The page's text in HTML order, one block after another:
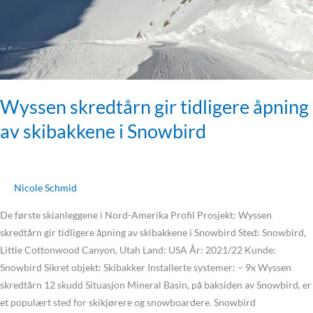
Wyssen skredtårn gir tidligere åpning
av skibakkene i Snowbird
Nicole Schmid
De første skianleggene i Nord-Amerika Profil Prosjekt: Wyssen
skredtårn gir tidligere åpning av skibakkene i Snowbird Sted: Snowbird,
Little Cottonwood Canyon, Utah Land: USA År: 2021/22 Kunde:
Snowbird Sikret objekt: Skibakker Installerte systemer: – 9x Wyssen
skredtårn 12 skudd Situasjon Mineral Basin, på baksiden av Snowbird, er
et populært sted for skikjørere og snowboardere. Snowbird